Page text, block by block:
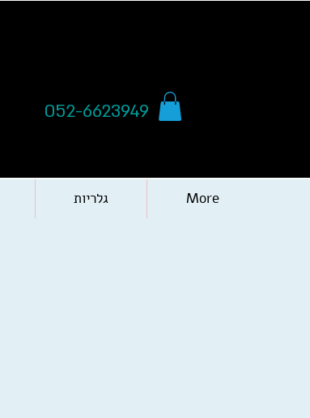
052-6623949
גלריות More